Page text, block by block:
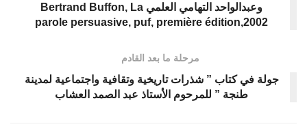
وعبدالواحد التهامي العلمي Bertrand Buffon, La
parole persuasive, puf, première édition,2002
مرحلة ما بعد القادم
جولة في كتاب ” شذرات تاريخية وتقافية واجتماعية لمدينة
طنجة ” للمرحوم الأستاذ عبد الصمد العشاب